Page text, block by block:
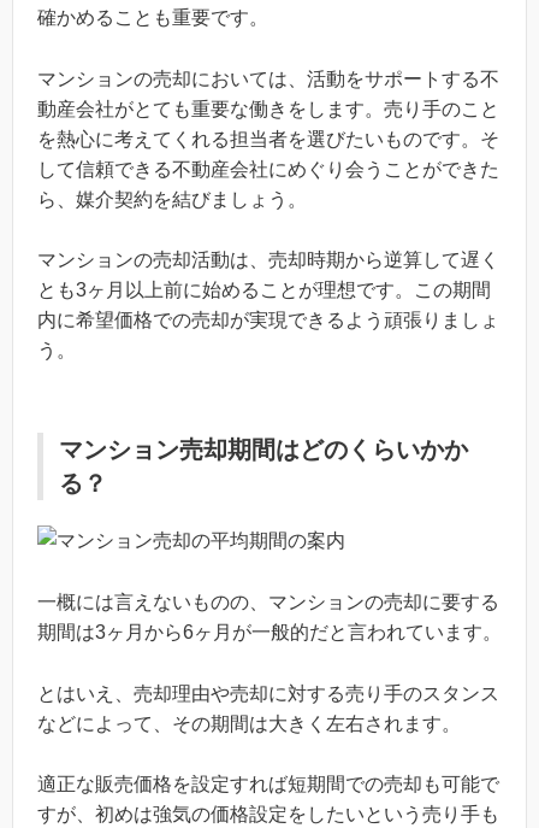
確かめることも重要です。
マンションの売却においては、活動をサポートする不
動産会社がとても重要な働きをします。売り手のこと
を熱心に考えてくれる担当者を選びたいものです。そ
して信頼できる不動産会社にめぐり会うことができた
ら、媒介契約を結びましょう。
マンションの売却活動は、売却時期から逆算して遅く
とも3ヶ月以上前に始めることが理想です。この期間
内に希望価格での売却が実現できるよう頑張りましょ
う。
マンション売却期間はどのくらいかか
る？
一概には言えないものの、マンションの売却に要する
期間は3ヶ月から6ヶ月が一般的だと言われています。
とはいえ、売却理由や売却に対する売り手のスタンス
などによって、その期間は大きく左右されます。
適正な販売価格を設定すれば短期間での売却も可能で
すが、初めは強気の価格設定をしたいという売り手も